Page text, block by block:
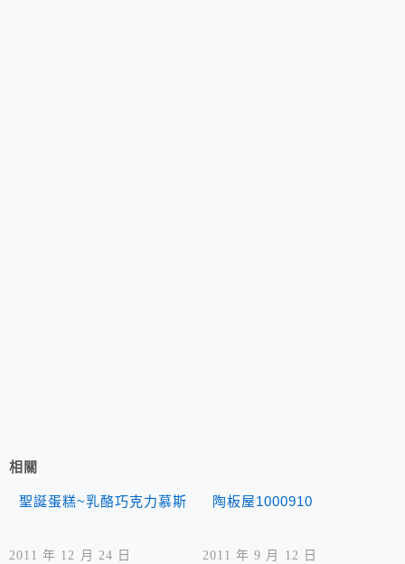
相關
聖誕蛋糕~乳酪巧克力慕斯
2011 年 12 月 24 日
陶板屋1000910
2011 年 9 月 12 日